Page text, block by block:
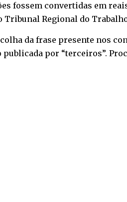
fossem convertidas em
Regional do
da frase presente nos
por “terceiros”.